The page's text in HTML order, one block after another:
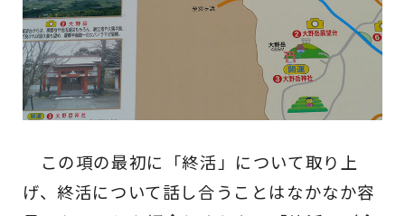
この項の最初に「終活」について取り上
げ、終活について話し合うことはなかなか容